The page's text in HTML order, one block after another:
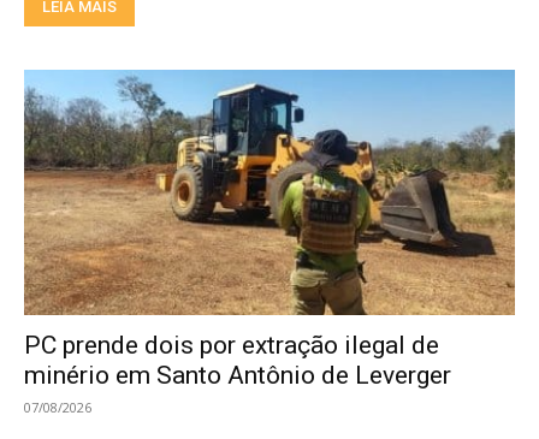
LEIA MAIS
PC prende dois por extração ilegal de
minério em Santo Antônio de Leverger
07/08/2026